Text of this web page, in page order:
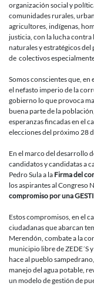
organización social y
comunidades rurales,
agricultores, indígenas,
justicia, con la lucha contra
naturales y estratégicos
de colectivos
Somos conscientes que,
el nefasto imperio de la
gobierno lo que provoca
buena parte de la
esperanzas fincadas en el
elecciones del próximo 28
En el marco del desarrollo
candidatos y candidatas a
Pedro Sula a la Firma del
los aspirantes al Congreso
compromiso por una
Estos compromisos, en el
ciudadanas que abarcan
Merendón, combate a la
municipio libre de ZEDE´S
hace al pueblo
manejo del agua potable,
un modelo de gestión de